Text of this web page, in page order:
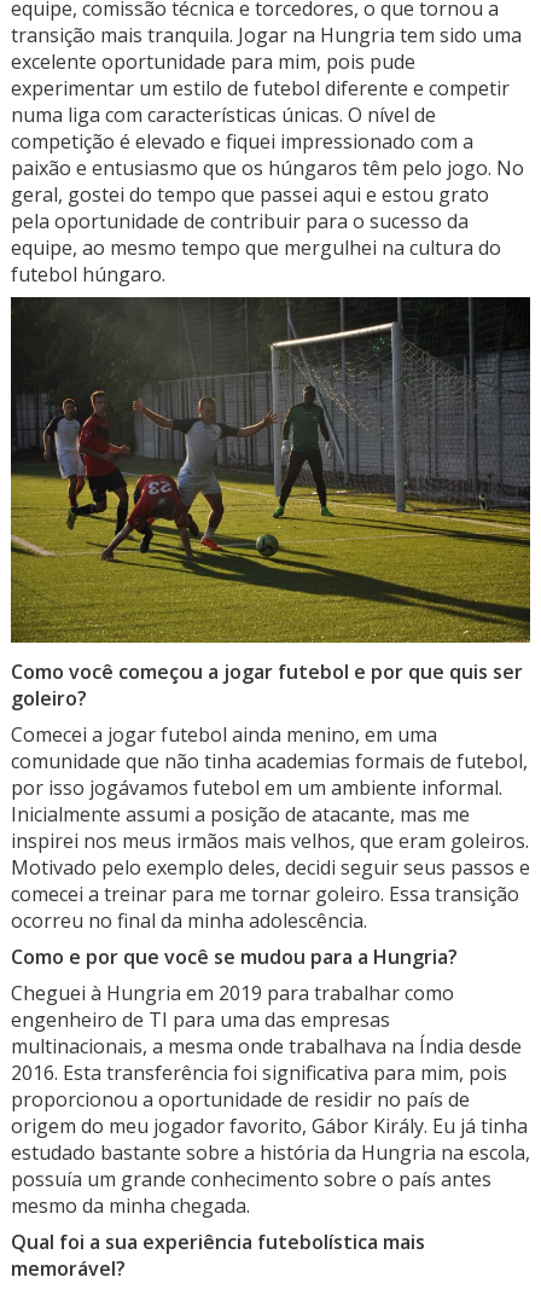
equipe, comissão técnica e torcedores, o que tornou a
transição mais tranquila. Jogar na Hungria tem sido uma
excelente oportunidade para mim, pois pude
experimentar um estilo de futebol diferente e competir
numa liga com características únicas. O nível de
competição é elevado e fiquei impressionado com a
paixão e entusiasmo que os húngaros têm pelo jogo. No
geral, gostei do tempo que passei aqui e estou grato
pela oportunidade de contribuir para o sucesso da
equipe, ao mesmo tempo que mergulhei na cultura do
futebol húngaro.
Como você começou a jogar futebol e por que quis ser
goleiro?
Comecei a jogar futebol ainda menino, em uma
comunidade que não tinha academias formais de futebol,
por isso jogávamos futebol em um ambiente informal.
Inicialmente assumi a posição de atacante, mas me
inspirei nos meus irmãos mais velhos, que eram goleiros.
Motivado pelo exemplo deles, decidi seguir seus passos e
comecei a treinar para me tornar goleiro. Essa transição
ocorreu no final da minha adolescência.
Como e por que você se mudou para a Hungria?
Cheguei à Hungria em 2019 para trabalhar como
engenheiro de TI para uma das empresas
multinacionais, a mesma onde trabalhava na Índia desde
2016. Esta transferência foi significativa para mim, pois
proporcionou a oportunidade de residir no país de
origem do meu jogador favorito, Gábor Király. Eu já tinha
estudado bastante sobre a história da Hungria na escola,
possuía um grande conhecimento sobre o país antes
mesmo da minha chegada.
Qual foi a sua experiência futebolística mais
memorável?